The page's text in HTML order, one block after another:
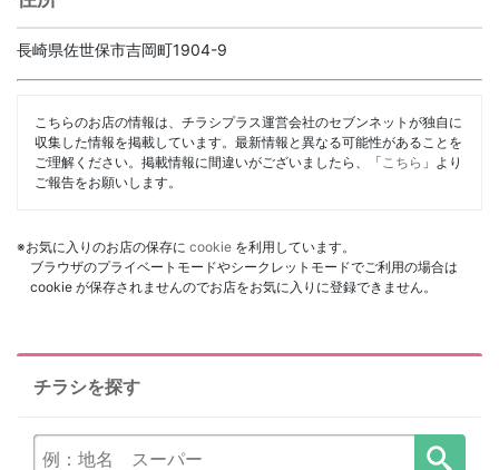
長崎県佐世保市吉岡町1904-9
こちらのお店の情報は、チラシプラス運営会社のセブンネットが独自に
収集した情報を掲載しています。最新情報と異なる可能性があることを
ご理解ください。掲載情報に間違いがございましたら、「 こちら 」より
ご報告をお願いします。
※お気に入りのお店の保存に cookie を利用しています。
ブラウザのプライベートモードやシークレットモードでご利用の場合は
cookie が保存されませんのでお店をお気に入りに登録できません。
チラシを探す